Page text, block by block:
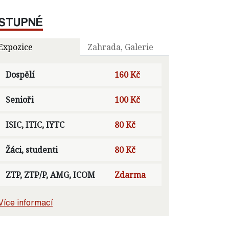
Zahrada, Galerie
Dospělí 160 Kč
Senioři 100 Kč
ISIC, ITIC, IYTC 80 Kč
Žáci, studenti 80 Kč
ZTP, ZTP/P, AMG, ICOM Zdarma
informací